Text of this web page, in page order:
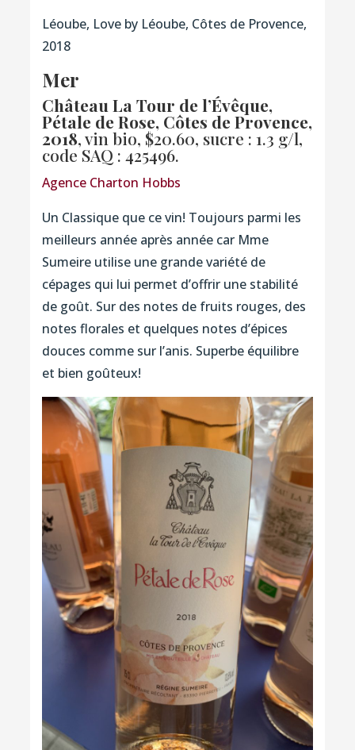
Léoube, Love by Léoube, Côtes de Provence,
2018
Mer
Château La Tour de l’Évêque,
Pétale de Rose, Côtes de Provence,
2018, vin bio, $20.60, sucre : 1.3 g/l,
code SAQ : 425496.
Agence Charton Hobbs
Un Classique que ce vin! Toujours parmi les
meilleurs année après année car Mme
Sumeire utilise une grande variété de
cépages qui lui permet d’offrir une stabilité
de goût. Sur des notes de fruits rouges, des
notes florales et quelques notes d’épices
douces comme sur l’anis. Superbe équilibre
et bien goûteux!